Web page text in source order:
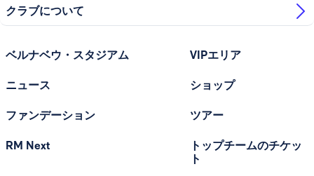
クラブについて
ベルナベウ・スタジアム
ニュース
ファンデーション
RM Next
VIPエリア
ショップ
ツアー
トップチームのチケッ
ト